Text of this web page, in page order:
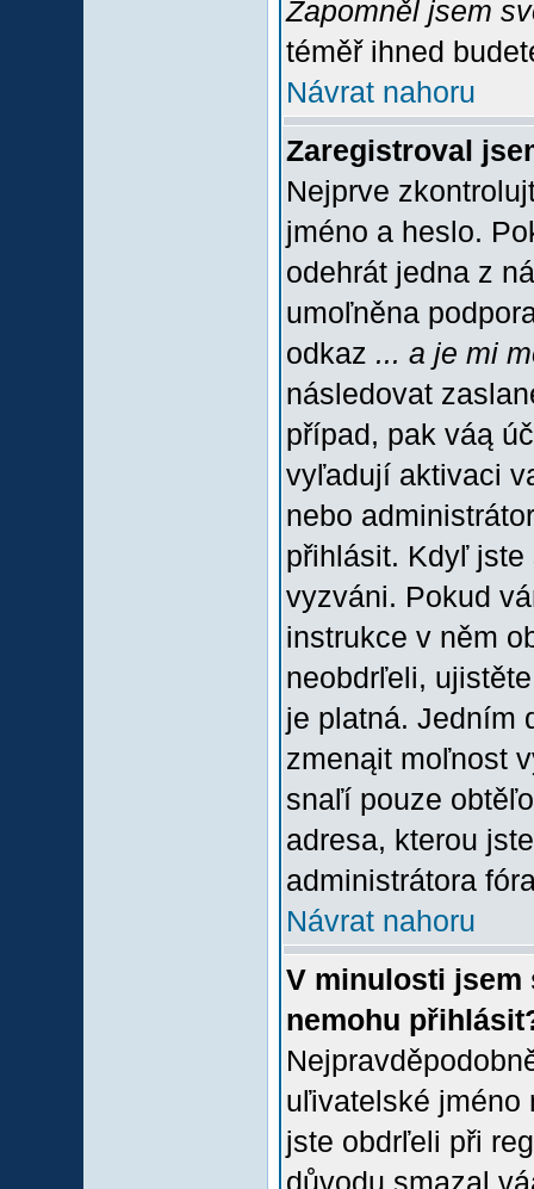
Zapomněl jsem
téměř ihned
Návrat nahoru
Zaregistroval
Nejprve
jméno a heslo.
odehrát jedna z
umoľněna
odkaz ... a je mi
následovat
případ, pak váą
vyľadují aktivaci
nebo
přihlásit. Kdyľ
vyzváni. Pokud
instrukce v něm
neobdrľeli,
je platná. Jedním
zmenąit moľnost
snaľí pouze
adresa, kterou
administrátora
Návrat nahoru
V minulosti jsem
nemohu
uľivatelské jméno
jste obdrľeli při
důvodu smazal